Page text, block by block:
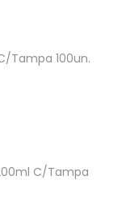
Tampa 100un.
C/Tampa